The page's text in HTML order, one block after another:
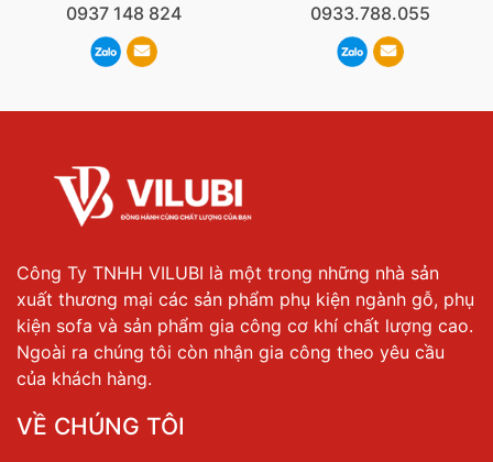
0937 148 824
0933.788.055
Công Ty TNHH VILUBI là một trong những nhà sản
xuất thương mại các sản phẩm phụ kiện ngành gỗ, phụ
kiện sofa và sản phẩm gia công cơ khí chất lượng cao.
Ngoài ra chúng tôi còn nhận gia công theo yêu cầu
của khách hàng.
VỀ CHÚNG TÔI